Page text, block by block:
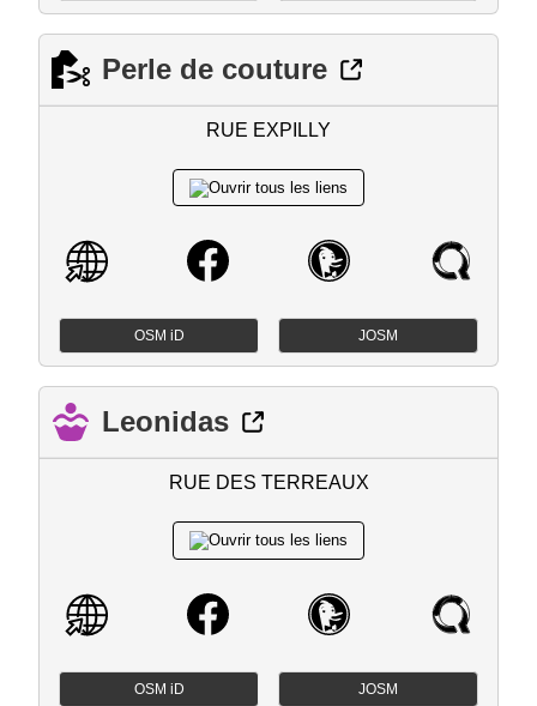
Perle de couture
RUE EXPILLY
OSM iD JOSM
Leonidas
RUE DES TERREAUX
OSM iD JOSM